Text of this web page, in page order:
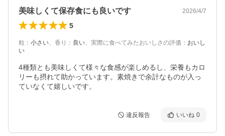
美味しくて保存食にも良いです 2026/4/7
5
粒 ： 小さい、 香り ： 良い、 実際に食べてみたおいしさの評価 ： おいし
い
4種類とも美味しくて様々な食感が楽しめるし、栄養もカロ
リーも摂れて助かっています。素焼きで余計なものが入っ
ていなくて嬉しいです。
違反報告 いいね 0